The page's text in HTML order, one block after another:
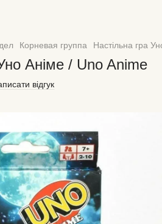
Корневая группа Настільна гра
Аніме / Uno Anime
відгук